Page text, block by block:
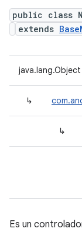
public class
extends
java.lang.Object
↳
↳
Es un